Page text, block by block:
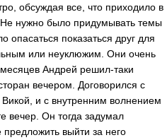
обсуждая все, что приходило в
нужно было придумывать темы
опасаться показаться друг для
или неуклюжим. Они очень
Андрей решил-таки
вечером. Договорился с
Викой, и с внутренним волнением
вечер. Он тогда задумал
предложить выйти за него